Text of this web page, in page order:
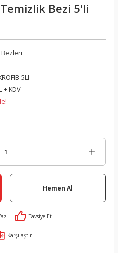
Bezi 5'li
5LI
+ KDV
Hemen Al
Tavsiye Et
Karşılaştır